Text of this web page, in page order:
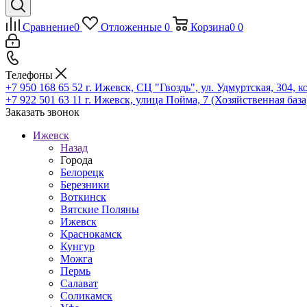
Сравнение0 Отложенные 0 Корзина0 0
Телефоны
+7 950 168 65 52 г. Ижевск, СЦ "Гвоздь", ул. Удмуртская, 304,
+7 922 501 63 11 г. Ижевск, улица Пойма, 7 (Хозяйственная
Заказать звонок
Ижевск
Назад
Города
Белорецк
Березники
Воткинск
Вятские Поляны
Ижевск
Краснокамск
Кунгур
Можга
Пермь
Салават
Соликамск